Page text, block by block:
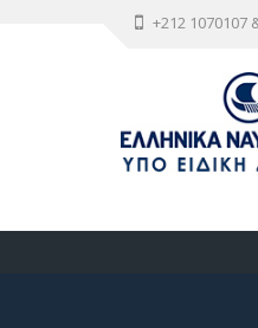
+212 1070107